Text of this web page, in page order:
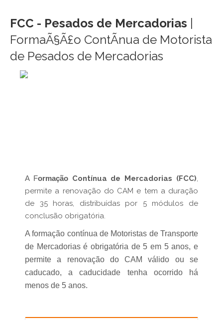
FCC - Pesados de Mercadorias
FormaÃ§Ã£o ContÃ­nua de Motorista
de Pesados de Mercadorias
A Formação Contínua de Mercadorias (FCC),
permite a renovação do CAM e tem a duração
de 35 horas, distribuídas por 5 módulos de
conclusão obrigatória.
A formação contínua de Motoristas de Transporte
de Mercadorias é obrigatória de 5 em 5 anos, e
permite a renovação do CAM válido ou se
caducado, a caducidade tenha ocorrido há
menos de 5 anos.